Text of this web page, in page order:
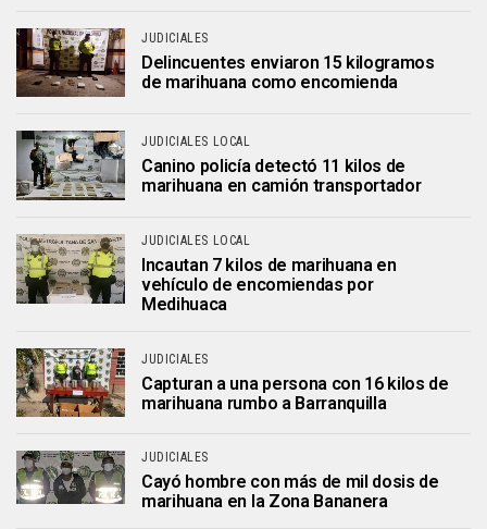
JUDICIALES
Delincuentes enviaron 15 kilogramos
de marihuana como encomienda
JUDICIALES LOCAL
Canino policía detectó 11 kilos de
marihuana en camión transportador
JUDICIALES LOCAL
Incautan 7 kilos de marihuana en
vehículo de encomiendas por
Medihuaca
JUDICIALES
Capturan a una persona con 16 kilos de
marihuana rumbo a Barranquilla
JUDICIALES
Cayó hombre con más de mil dosis de
marihuana en la Zona Bananera